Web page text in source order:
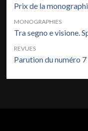
Prix de la
MONOGRAPHIES
Tra segno e visione.
REVUES
Parution du numéro